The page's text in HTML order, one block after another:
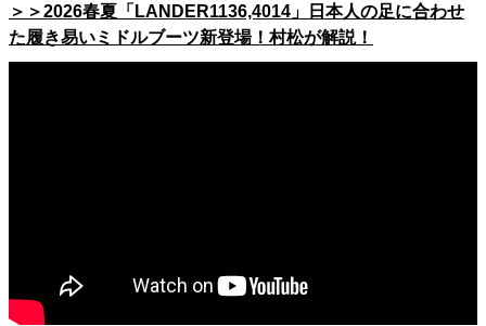
＞＞2026春夏「LANDER1136,4014」日本人の足に合わせ
た履き易いミドルブーツ新登場！村松が解説！